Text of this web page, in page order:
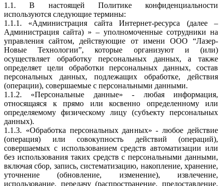
1.1. В настоящей Политике конфиденциальности
используются следующие термины:
1.1.1. «Администрация сайта Интернет-ресурса (далее –
Администрация сайта) » – уполномоченные сотрудники на
управления сайтом, действующие от имени ООО “Лазер-
Новые Технологии”, которые организуют и (или)
осуществляет обработку персональных данных, а также
определяет цели обработки персональных данных, состав
персональных данных, подлежащих обработке, действия
(операции), совершаемые с персональными данными.
1.1.2. «Персональные данные» - любая информация,
относящаяся к прямо или косвенно определенному или
определяемому физическому лицу (субъекту персональных
данных).
1.1.3. «Обработка персональных данных» - любое действие
(операция) или совокупность действий (операций),
совершаемых с использованием средств автоматизации или
без использования таких средств с персональными данными,
включая сбор, запись, систематизацию, накопление, хранение,
уточнение (обновление, изменение), извлечение,
использование, передачу (распространение, предоставление,